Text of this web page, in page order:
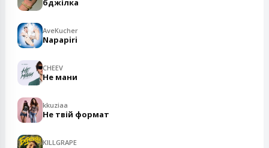
AveKucher
Napapiri
CHEEV
Не мани
kkuziaa
Не твій формат
KILLGRAPE